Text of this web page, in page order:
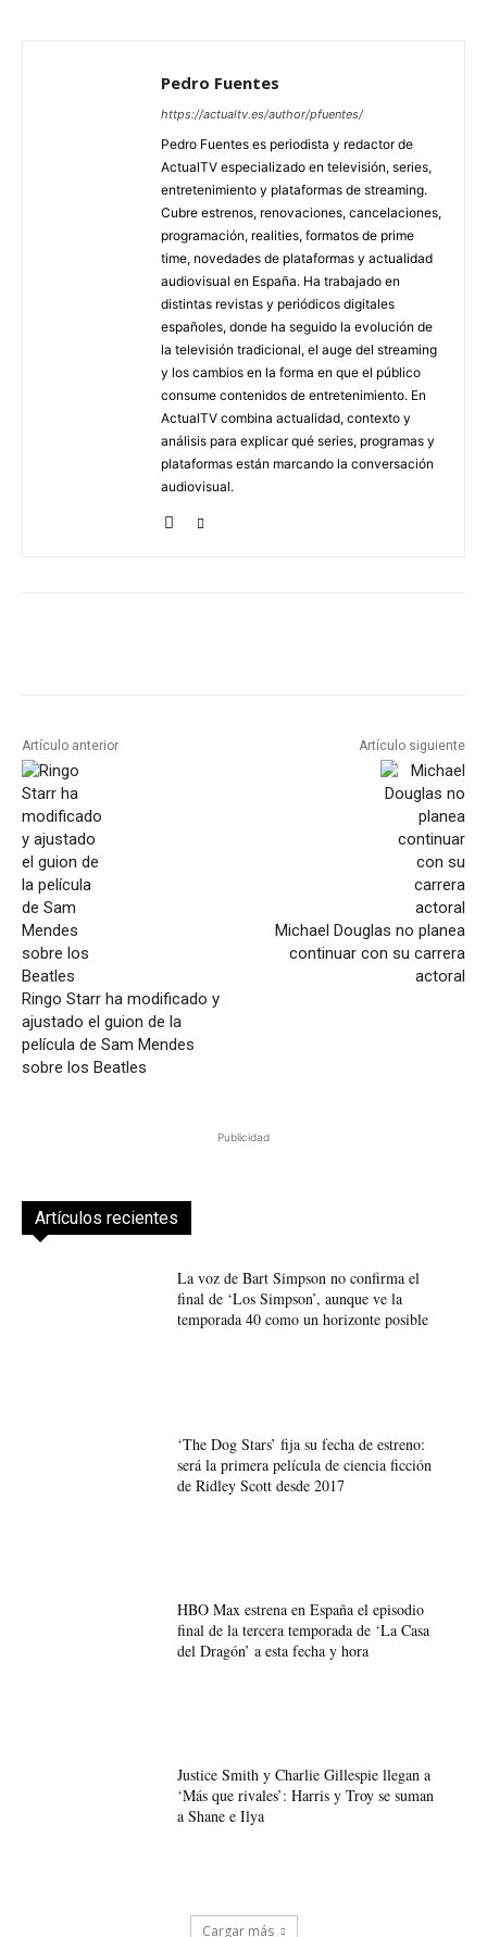
Pedro Fuentes
https://actualtv.es/author/pfuentes/
Pedro Fuentes es periodista y redactor de
ActualTV especializado en televisión, series,
entretenimiento y plataformas de streaming.
Cubre estrenos, renovaciones, cancelaciones,
programación, realities, formatos de prime
time, novedades de plataformas y actualidad
audiovisual en España. Ha trabajado en
distintas revistas y periódicos digitales
españoles, donde ha seguido la evolución de
la televisión tradicional, el auge del streaming
y los cambios en la forma en que el público
consume contenidos de entretenimiento. En
ActualTV combina actualidad, contexto y
análisis para explicar qué series, programas y
plataformas están marcando la conversación
audiovisual.
Artículo anterior
Ringo Starr ha modificado y
ajustado el guion de la
película de Sam Mendes
sobre los Beatles
Artículo siguiente
Michael Douglas no planea
continuar con su carrera
actoral
Publicidad
Artículos recientes
La voz de Bart Simpson no confirma el
final de ‘Los Simpson’, aunque ve la
temporada 40 como un horizonte posible
‘The Dog Stars’ fija su fecha de estreno:
será la primera película de ciencia ficción
de Ridley Scott desde 2017
HBO Max estrena en España el episodio
final de la tercera temporada de ‘La Casa
del Dragón’ a esta fecha y hora
Justice Smith y Charlie Gillespie llegan a
‘Más que rivales’: Harris y Troy se suman
a Shane e Ilya
Cargar más